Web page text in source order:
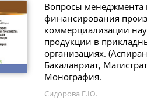
Вопросы менеджмента
финансирования
коммерциализации
продукции в
организациях.
Бакалавриат,
Монография.
Сидорова Е.Ю.